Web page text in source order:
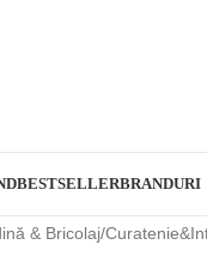
BESTSELLERBRANDURI
& Bricolaj/